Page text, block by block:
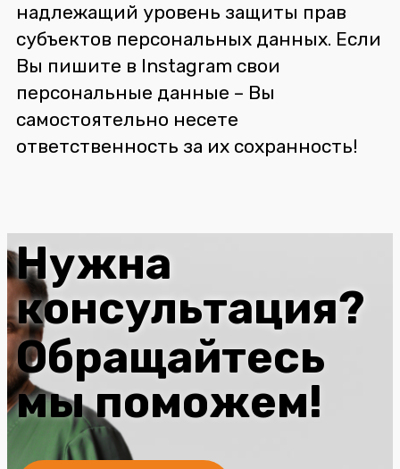
надлежащий уровень защиты прав
субъектов персональных данных. Если
Вы пишите в Instagram свои
персональные данные – Вы
самостоятельно несете
ответственность за их сохранность!
Нужна
консультация?
Обращайтесь
мы поможем!